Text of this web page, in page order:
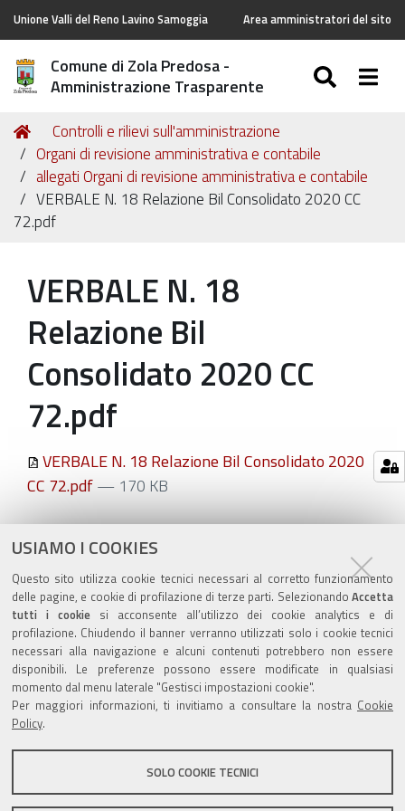
USIAMO I COOKIES
Questo sito utilizza cookie tecnici necessari al corretto funzionamento
delle pagine, e cookie di profilazione di terze parti. Selezionando Accetta
tutti i cookiesi acconsente all’utilizzo dei cookie analytics e di
profilazione. Chiudendo il banner verranno utilizzati solo i cookie tecnici
necessari alla navigazione e alcuni contenuti potrebbero non essere
disponibili. Le preferenze possono essere modificate in qualsiasi
momento dal menu laterale "Gestisci impostazioni cookie".
Per maggiori informazioni, ti invitiamo a consultare la nostra Cookie
Policy.
SOLO COOKIE TECNICI
Unione Valli del Reno Lavino Samoggia Area amministratori del sito
Comune di Zola Predosa -
Amministrazione Trasparente
Tu
sei
qui:
Home
Controlli e rilievi sull'amministrazione
Organi di revisione amministrativa e contabile
allegati Organi di revisione amministrativa e contabile
VERBALE N. 18 Relazione Bil Consolidato 2020 CC
72.pdf
VERBALE N. 18
Relazione Bil
Consolidato 2020 CC
72.pdf
VERBALE N. 18 Relazione Bil Consolidato 2020
CC 72.pdf— 170 KB
Azioni
sul
documento
ultima modifica 19/10/2021
Valuta questo sito